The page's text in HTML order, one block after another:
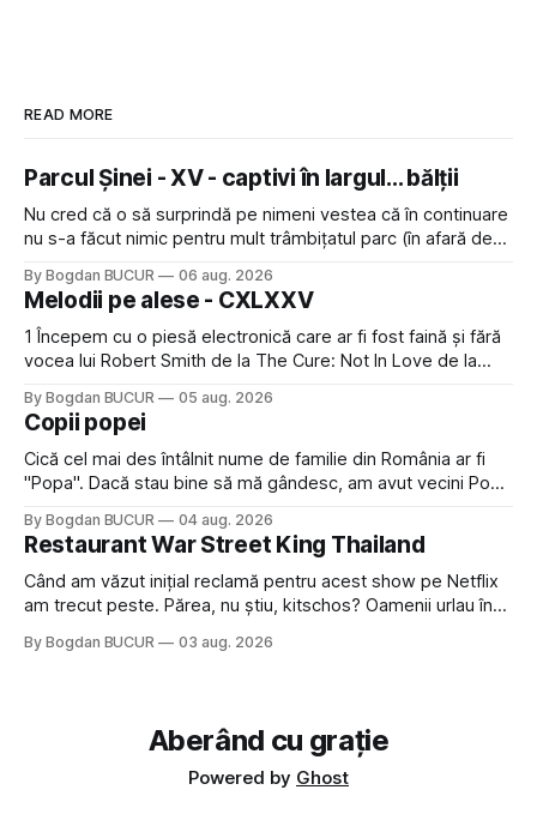
READ MORE
Parcul Șinei - XV - captivi în largul... bălții
Nu cred că o să surprindă pe nimeni vestea că în continuare
nu s-a făcut nimic pentru mult trâmbițatul parc (în afară de
timp pui și latră prin gard la lumea care trece prin zonă). Am
avut, în schimb, o belea
By Bogdan BUCUR 06 aug. 2026
Melodii pe alese - CXLXXV
1 Începem cu o piesă electronică care ar fi fost faină și fără
vocea lui Robert Smith de la The Cure: Not In Love de la
a dovedit că jumătatea masculină a acelui duo era cam
dubioasă...) 2. Băgăm la
By Bogdan BUCUR 05 aug. 2026
Copii popei
Cică cel mai des întâlnit nume de familie din România ar fi
"Popa". Dacă stau bine să mă gândesc, am avut vecini Popa
Dexonline spune de etimologia termenului de popă că ar
veni din slava veche, popŭ,
By Bogdan BUCUR 04 aug. 2026
Restaurant War Street King Thailand
Când am văzut inițial reclamă pentru acest show pe Netflix
am trecut peste. Părea, nu știu, kitschos? Oamenii urlau în
fine dining din alte show-uri... așa că am zis pas. Apoi ceva,
By Bogdan BUCUR 03 aug. 2026
Aberând cu grație
Powered by Ghost